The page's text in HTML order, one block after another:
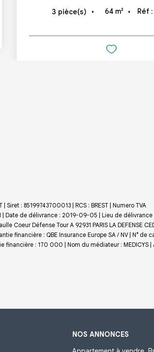
3 pièce(s) 64 m² Réf :
: 85199743700013 | RCS : BREST | Numero TVA
| Date de délivrance : 2019-09-05 | Lieu de délivrance
Coeur Défense Tour A 92931 PARIS LA DEFENSE
financière : QBE Insurance Europe SA / NV | N° de
financière : 170 000 | Nom du médiateur : MEDICYS |
NOS ANNONCES